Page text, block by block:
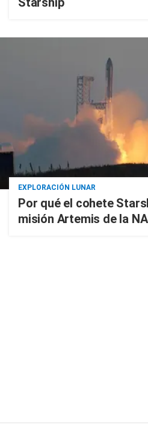
EXPLORACIÓN LUNAR
Por qué el cohete
misión Artemis de la